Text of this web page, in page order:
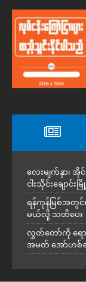
လေးမျက်နှာ၊
ငါးသိုင်းချောင်
ရန်ကုန်မြစ်အတွ
မယ်လို့ သတိပေး
လွှတ်တော်ကို ရေ
အမတ် အော်ဟစ်ဆ